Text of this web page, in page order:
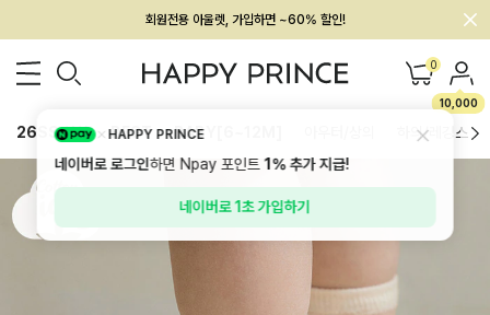
멤버십 최대 28,000원 혜택
0
10,000
26SS 신상 BEST BABY[6~12M] 하의/레깅스
HAPPY PRINCE
네이버로 로그인하면 Npay 포인트1%추가 지급!
네이버로 1초 가입하기